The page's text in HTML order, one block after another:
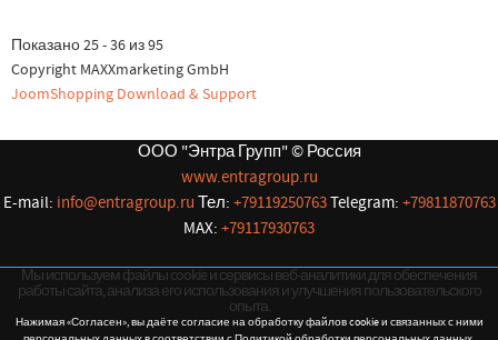
Показано 25 - 36 из 95
Copyright MAXXmarketing GmbH
JoomShopping Download & Support
ООО "Энтра Групп" © Россия
www.entragroup.ru
E-mail: info@entragroup.ru Тел: +79119250763Telegram: +79811870763
MAX: +79117930763
Мы используем файлы cookie и сервисы веб-аналитики для обеспечения
работы сайта, анализа его использования и улучшения пользовательского
опыта.
Нажимая «Согласен», вы даёте согласие на обработку файлов cookie и связанных с ними